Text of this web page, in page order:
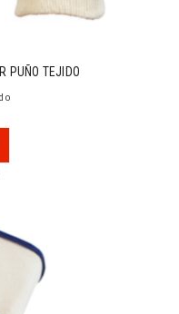
PUÑO TEJIDO